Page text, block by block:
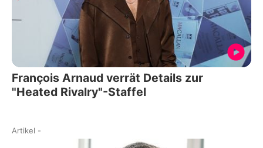
François Arnaud verrät Details zur
"Heated Rivalry"-Staffel
Artikel -